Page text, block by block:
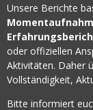
Unsere Berichte
oder offiziellen
Aktivitäten. Daher
Vollständigkeit,
Bitte informiert